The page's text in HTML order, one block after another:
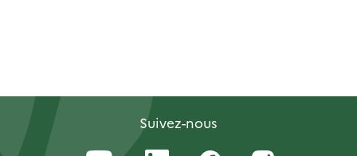
Suivez-nous